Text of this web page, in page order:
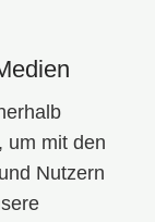
um mit den
Nutzern